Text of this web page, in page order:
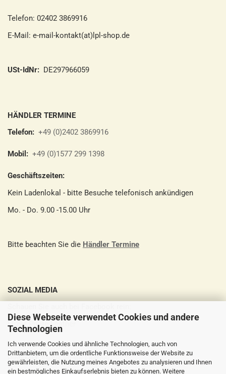
Diese Webseite verwendet Cookies und andere
Technologien
Ich verwende Cookies und ähnliche Technologien, auch von
Drittanbietern, um die ordentliche Funktionsweise der Website zu
gewährleisten, die Nutzung meines Angebotes zu analysieren und Ihnen
ein bestmögliches Einkaufserlebnis bieten zu können. Weitere
Telefon: 02402 3869916
E-Mail: e-mail-kontakt(at)lpl-shop.de
USt-IdNr: DE297966059
HÄNDLER TERMINE
Telefon: +49 (0)2402 3869916
Mobil: +49 (0)1577 299 1398
Geschäftszeiten:
Kein Ladenlokal - bitte Besuche telefonisch ankündigen
Mo. - Do. 9.00 -15.00 Uhr
Bitte beachten Sie die Händler Termine
SOZIAL MEDIA
Luzys Pirate Leather
Pinterest:Luzys Pirate Leather